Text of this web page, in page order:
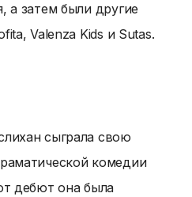
а затем были другие
Valenza Kids и Sutas.
сыграла свою
комедии
дебют она была